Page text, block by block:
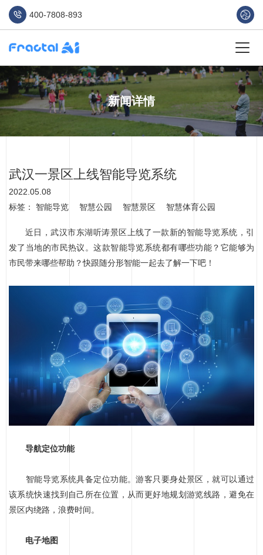
400-7808-893
新闻详情
武汉一景区上线智能导览系统
2022.05.08
标签： 智能导览 智慧公园 智慧景区 智慧体育公园
近日，武汉市东湖听涛景区上线了一款新的智能导览系统，引
发了当地的市民热议。这款智能导览系统都有哪些功能？它能够为
市民带来哪些帮助？快跟随分形智能一起去了解一下吧！
导航定位功能
智能导览系统具备定位功能。游客只要身处景区，就可以通过
该系统快速找到自己所在位置，从而更好地规划游览线路，避免在
景区内绕路，浪费时间。
电子地图